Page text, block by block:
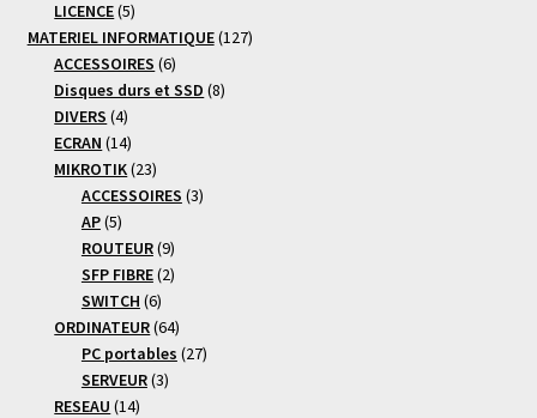
LICENCE 55
produits
MATERIEL INFORMATIQUE 127127
ACCESSOIRES 66
produits
Disques durs et SSD 88
DIVERS 44
produits
ECRAN 1414
produits
MIKROTIK 2323
produits
ACCESSOIRES 33
AP 55
produits
ROUTEUR 99
produits
SFP FIBRE 22
SWITCH 66
produits
ORDINATEUR 6464
produits
PC portables 2727
SERVEUR 33
RESEAU 1414